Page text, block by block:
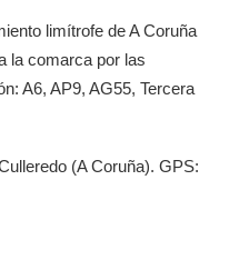
limítrofe de A Coruña
la comarca por las
A6, AP9, AG55, Tercera
(A Coruña). GPS: